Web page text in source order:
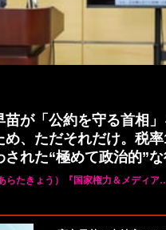
苗が「公約を守る首相
め、ただそれだけ。税
された“極めて政治的”な
らたきょう）『国家権力＆メディア